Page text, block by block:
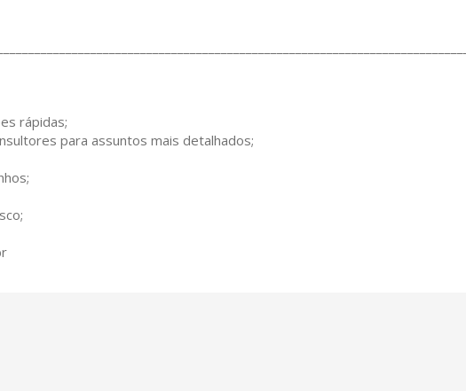
rápidas;
para assuntos mais detalhados;